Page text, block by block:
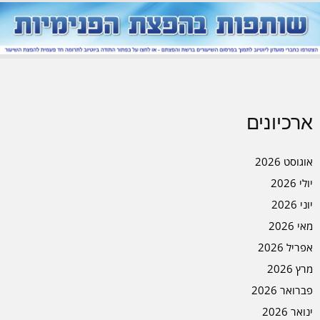
ארכיונים
אוגוסט 2026
יולי 2026
יוני 2026
מאי 2026
אפריל 2026
מרץ 2026
פברואר 2026
ינואר 2026